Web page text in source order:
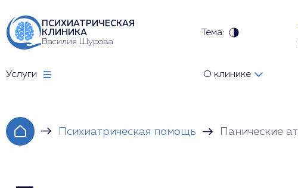
ПСИХИАТРИЧЕСКАЯ
КЛИНИКА
Василия Шурова
Тема:
Услуги О клинике
Психиатрическая помощь Панические